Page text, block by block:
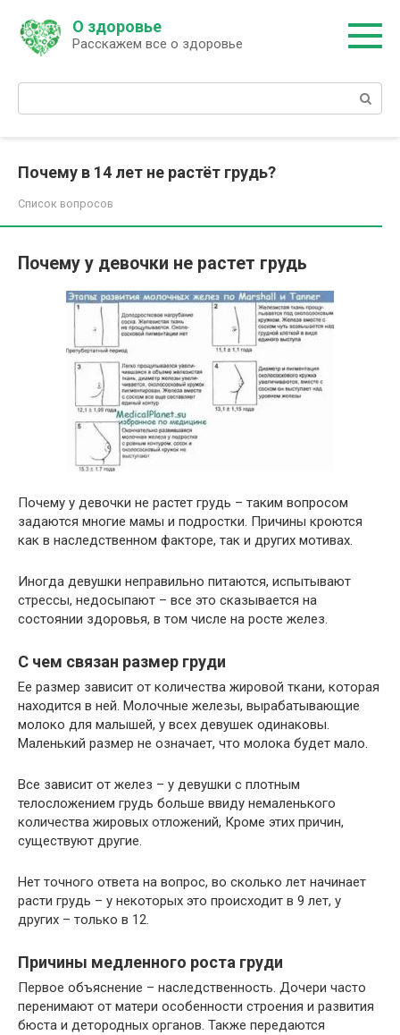
контенту
О здоровье
Расскажем все о здоровье
Поиск:
Почему в 14 лет не растёт грудь?
Список вопросов
Почему у девочки не растет грудь
Почему у девочки не растет грудь – таким вопросом
задаются многие мамы и подростки. Причины кроются
как в наследственном факторе, так и других мотивах.
Иногда девушки неправильно питаются, испытывают
стрессы, недосыпают – все это сказывается на
состоянии здоровья, в том числе на росте желез.
С чем связан размер груди
Ее размер зависит от количества жировой ткани, которая
находится в ней. Молочные железы, вырабатывающие
молоко для малышей, у всех девушек одинаковы.
Маленький размер не означает, что молока будет мало.
Все зависит от желез – у девушки с плотным
телосложением грудь больше ввиду немаленького
количества жировых отложений, Кроме этих причин,
существуют другие.
Нет точного ответа на вопрос, во сколько лет начинает
расти грудь – у некоторых это происходит в 9 лет, у
других – только в 12.
Причины медленного роста груди
Первое объяснение – наследственность. Дочери часто
перенимают от матери особенности строения и развития
бюста и детородных органов. Также передаются